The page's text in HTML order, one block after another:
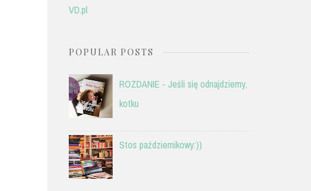
VD.pl
POPULAR POSTS
ROZDANIE - Jeśli się odnajdziemy,
kotku
Stos październikowy:))